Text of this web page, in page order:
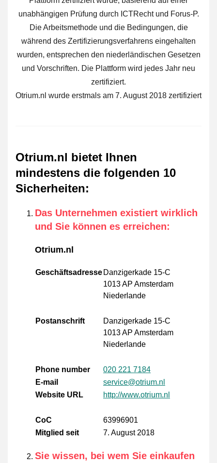
unabhängigen Prüfung durch ICTRecht und Forus-P.
Die Arbeitsmethode und die Bedingungen, die
während des Zertifizierungsverfahrens eingehalten
wurden, entsprechen den niederländischen Gesetzen
und Vorschriften. Die Plattform wird jedes Jahr neu
zertifiziert.
Otrium.nl wurde erstmals am 7. August 2018 zertifiziert
Otrium.nl bietet Ihnen
mindestens die folgenden 10
Sicherheiten:
Das Unternehmen existiert wirklich
und Sie können es erreichen:
Otrium.nl
Geschäftsadresse Danzigerkade 15-C
1013 AP Amsterdam
Niederlande
Postanschrift
Danzigerkade 15-C
1013 AP Amsterdam
Niederlande
Phone number
020 221 7184
E-mail
service@otrium.nl
Website URL
http://www.otrium.nl
CoC
63996901
Mitglied seit
7. August 2018
Sie wissen, bei wem Sie einkaufen